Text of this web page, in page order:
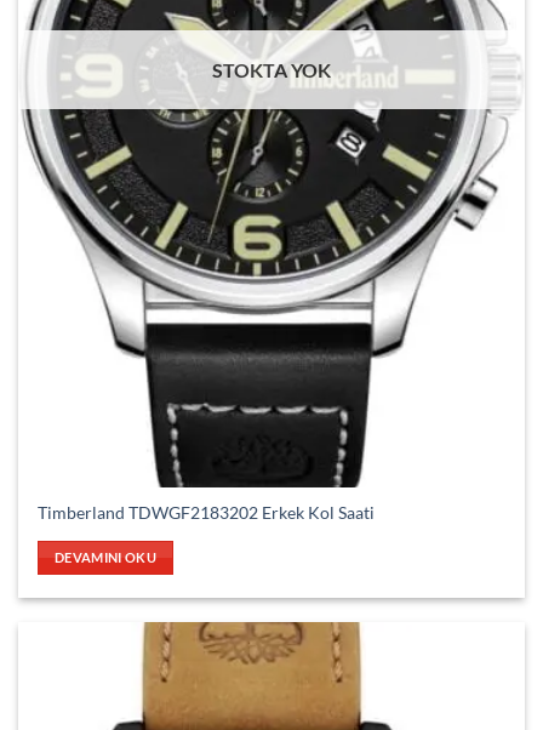
STOKTA YOK
Timberland TDWGF2183202 Erkek Kol Saati
DEVAMINI OKU